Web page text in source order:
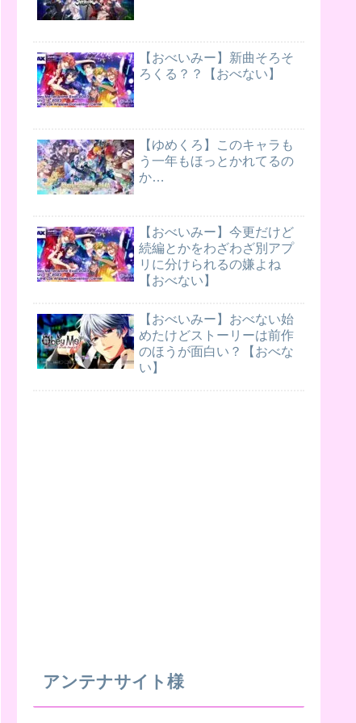
【おべいみー】新曲そろそ
ろくる？？【おべない】
【ゆめくろ】このキャラも
う一年もほっとかれてるの
か…
【おべいみー】今更だけど
続編とかをわざわざ別アプ
リに分けられるの嫌よね
【おべない】
【おべいみー】おべない始
めたけどストーリーは前作
のほうが面白い？【おべな
い】
アンテナサイト様